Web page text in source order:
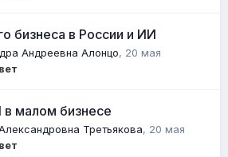
бизнеса в России и ИИ
Андреевна Алонцо, 20 мая
малом бизнесе
Третьякова, 20 мая